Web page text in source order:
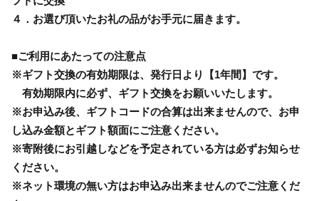
４．お選び頂いたお礼の品がお手元に届きます。
■ご利用にあたっての注意点
※ギフト交換の有効期限は、発行日より【1年間】です。
有効期限内に必ず、ギフト交換をお願いいたします。
※お申込み後、ギフトコードの合算は出来ませんので、お申
し込み金額とギフト額面にご注意ください。
※寄附後にお引越しなどを予定されている方は必ずお知らせ
ください。
※ネット環境の無い方はお申込み出来ませんのでご注意くだ